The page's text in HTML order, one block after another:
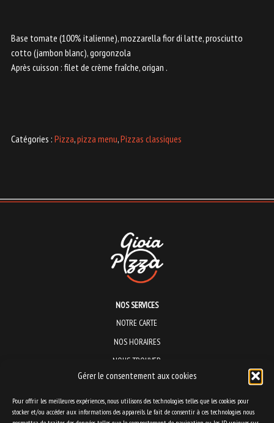
Gérer le consentement aux cookies
Pour offrir les meilleures expériences, nous utilisons des technologies telles que les cookies pour
stocker et/ou accéder aux informations des appareils. Le fait de consentir à ces technologies nous
Base tomate (100% italienne), mozzarella fior di latte, prosciutto
cotto (jambon blanc), gorgonzola
Après cuisson : filet de crème fraîche, origan .
Catégories : Pizza,pizza menu,Pizzas classiques
NOS SERVICES
NOTRE CARTE
NOS HORAIRES
NOUS TROUVER
Centre Commercial Sainte Germaine
42 rue Principale